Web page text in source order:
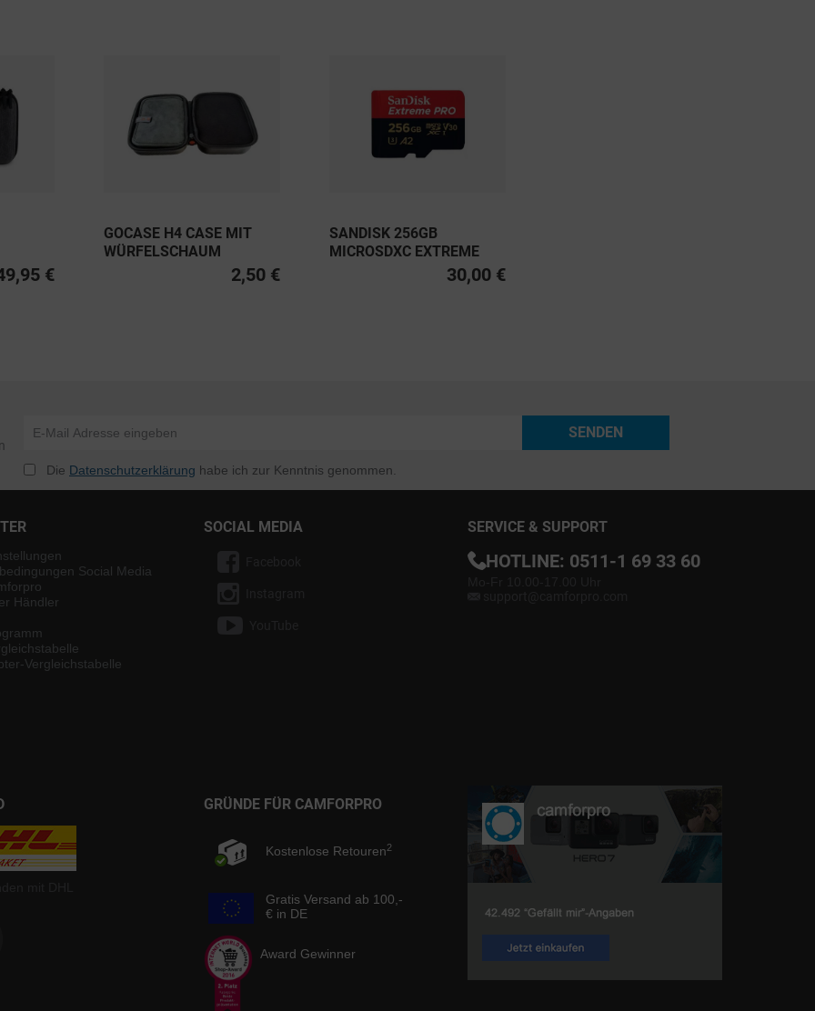
€
GOCASE H4 CASE MIT
WÜRFELSCHAUM
2,50 €
SANDISK 256GB
MICROSDXC EXTREME
PRO UHS-I U3, CLASS 10
30,00 €
SENDEN
Die Datenschutzerklärung habe ich zur Kenntnis genommen.
Social Media
Händler
Vergleichstabelle
SOCIAL MEDIA SERVICE & SUPPORT
HOTLINE: 0511-1 69 33 60
GRÜNDE FÜR CAMFORPRO
Kostenlose Retouren2
Gratis Versand ab 100,-
€ in DE
Award Gewinner